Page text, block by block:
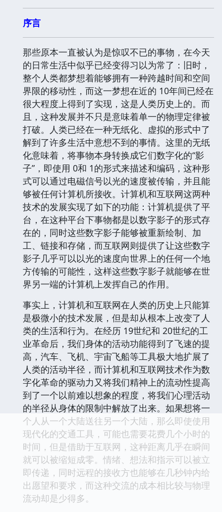
序言
那些原本一直被认为是惊叹不已的事物，在今天
的日常生活中似乎已经变得习以为常了：旧时，
整个人类都梦想着能够拥有一种跨越时间和空间
界限的移动性，而这一梦想在近的 10年间已经在
很大程度上得到了实现，这是人类历史上的。而
且，这种发展并不只是意味着单一的物理定律被
打破。人类已经在一种无纸化、虚拟的形式中了
解到了许多生活中意想不到的事情。这里的无纸
化意味着，将事物本身转换成它们数字化的“影
子”，即使用 0和 1的形式来描述和编码，这种形
式可以通过电磁信号以光的速度被传输，并且能
够被任何计算机所接收。计算机和互联网这两种
技术的发展实现了如下的功能：计算机提供了平
台，在这种平台下事物都是以数字影子的形式存
在的，同时这些数字影子能够被重新绘制、加
工、链接和存储，而互联网则提供了让这些数字
影子几乎可以以光的速度向世界上的任何一个地
方传输的可能性，这样这些数字影子就能够在世
界另一端的计算机上发挥自己的作用。
事实上，计算机和互联网在人类的历史上只能算
是极微小的技术发展，但是却从根本上改变了人
类的生活和行为。在经历 19世纪和 20世纪的工
业革命后，我们身体的活动功能得到了飞速的提
高，汽车、飞机、宇宙飞船等工具极大地扩展了
人类的活动半径，而计算机和互联网技术作为数
字化革命的驱动力又将我们精神上的流动性提高
到了一个以前难以想象的程度，将我们心理活动
的半径从身体的限制中解放了出来。如果想将一
个人从一个大陆送往另一个大陆，那么即使使用
现代化的交通工具，可能也需要花费几个小时的
时间，但是借助于互联网，这种距离几乎在瞬间
就可以被缩短成零。情绪、想法和指示可以被立
即传递，同时远程的接收方也能够在几秒钟内给
出愿望和要求，而这种交流的成本相比较与物理
流动却是少得多。